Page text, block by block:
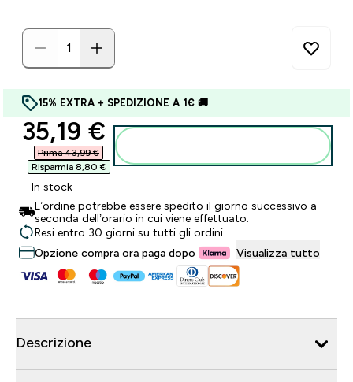
15% EXTRA + SPEDIZIONE A 1€ 🚚
discounted price
35,19 €‎
Prima 43,99 €‎
Risparmia 8,80 €‎
In stock
L’ordine potrebbe essere spedito il giorno successivo a
seconda dell’orario in cui viene effettuato.
Resi entro 30 giorni su tutti gli ordini
Opzione compra ora paga dopo
Visualizza tutto
Descrizione